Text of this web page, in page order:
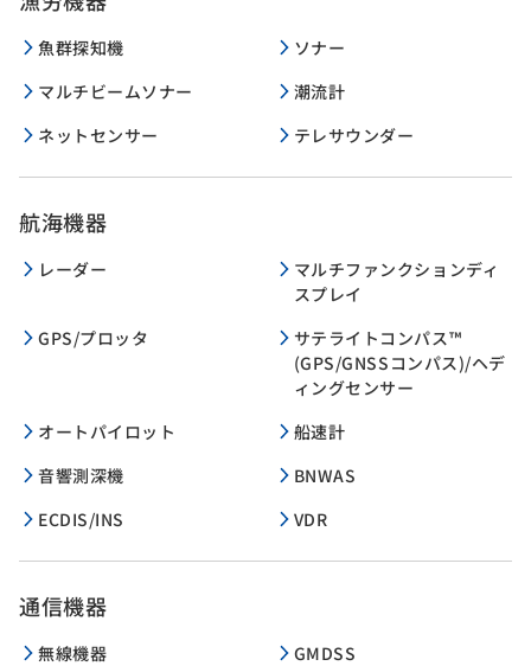
魚群探知機
ソナー
マルチビームソナー
潮流計
ネットセンサー
テレサウンダー
航海機器
レーダー
マルチファンクションディ
スプレイ
GPS/プロッタ
サテライトコンパス™
(GPS/GNSSコンパス)/ヘデ
ィングセンサー
オートパイロット
船速計
音響測深機
BNWAS
ECDIS/INS
VDR
通信機器
無線機器
GMDSS